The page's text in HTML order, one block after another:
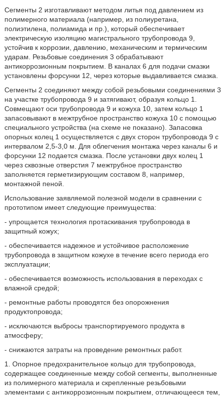
Сегменты 2 изготавливают методом литья под давлением из
полимерного материала (например, из полиуретана,
полиэтилена, полиамида и пр.), который обеспечивает
электрическую изоляцию магистрального трубопровода 9,
устойчив к коррозии, давлению, механическим и термическим
ударам. Резьбовые соединения 3 обрабатывают
антикоррозионным покрытием. В каналах 6 для подачи смазки
установлены форсунки 12, через которые выдавливается смазка.
Сегменты 2 соединяют между собой резьбовыми соединениями 3
на участке трубопровода 9 и затягивают, образуя кольцо 1.
Совмещают оси трубопровода 9 и кожуха 10, затем кольцо 1
запасовывают в межтрубное пространство кожуха 10 с помощью
специального устройства (на схеме не показано). Запасовка
опорных колец 1 осуществляется с двух сторон трубопровода 9 с
интервалом 2,5-3,0 м. Для облегчения монтажа через каналы 6 и
форсунки 12 подается смазка. После установки двух колец 1
через сквозные отверстия 7 межтрубное пространство
заполняется герметизирующим составом 8, например,
монтажной пеной.
Использование заявляемой полезной модели в сравнении с
прототипом имеет следующие преимущества:
- упрощается технология протаскивания трубопровода в
защитный кожух;
- обеспечивается надежное и устойчивое расположение
трубопровода в защитном кожухе в течение всего периода его
эксплуатации;
- обеспечивается возможность использования в переходах с
влажной средой;
- ремонтные работы проводятся без опорожнения
продуктопровода;
- исключаются выбросы транспортируемого продукта в
атмосферу;
- снижаются затраты на проведение ремонтных работ.
1. Опорное предохранительное кольцо для трубопровода,
содержащее соединенные между собой сегменты, выполненные
из полимерного материала и скрепленные резьбовыми
элементами с антикоррозионным покрытием, отличающееся тем,